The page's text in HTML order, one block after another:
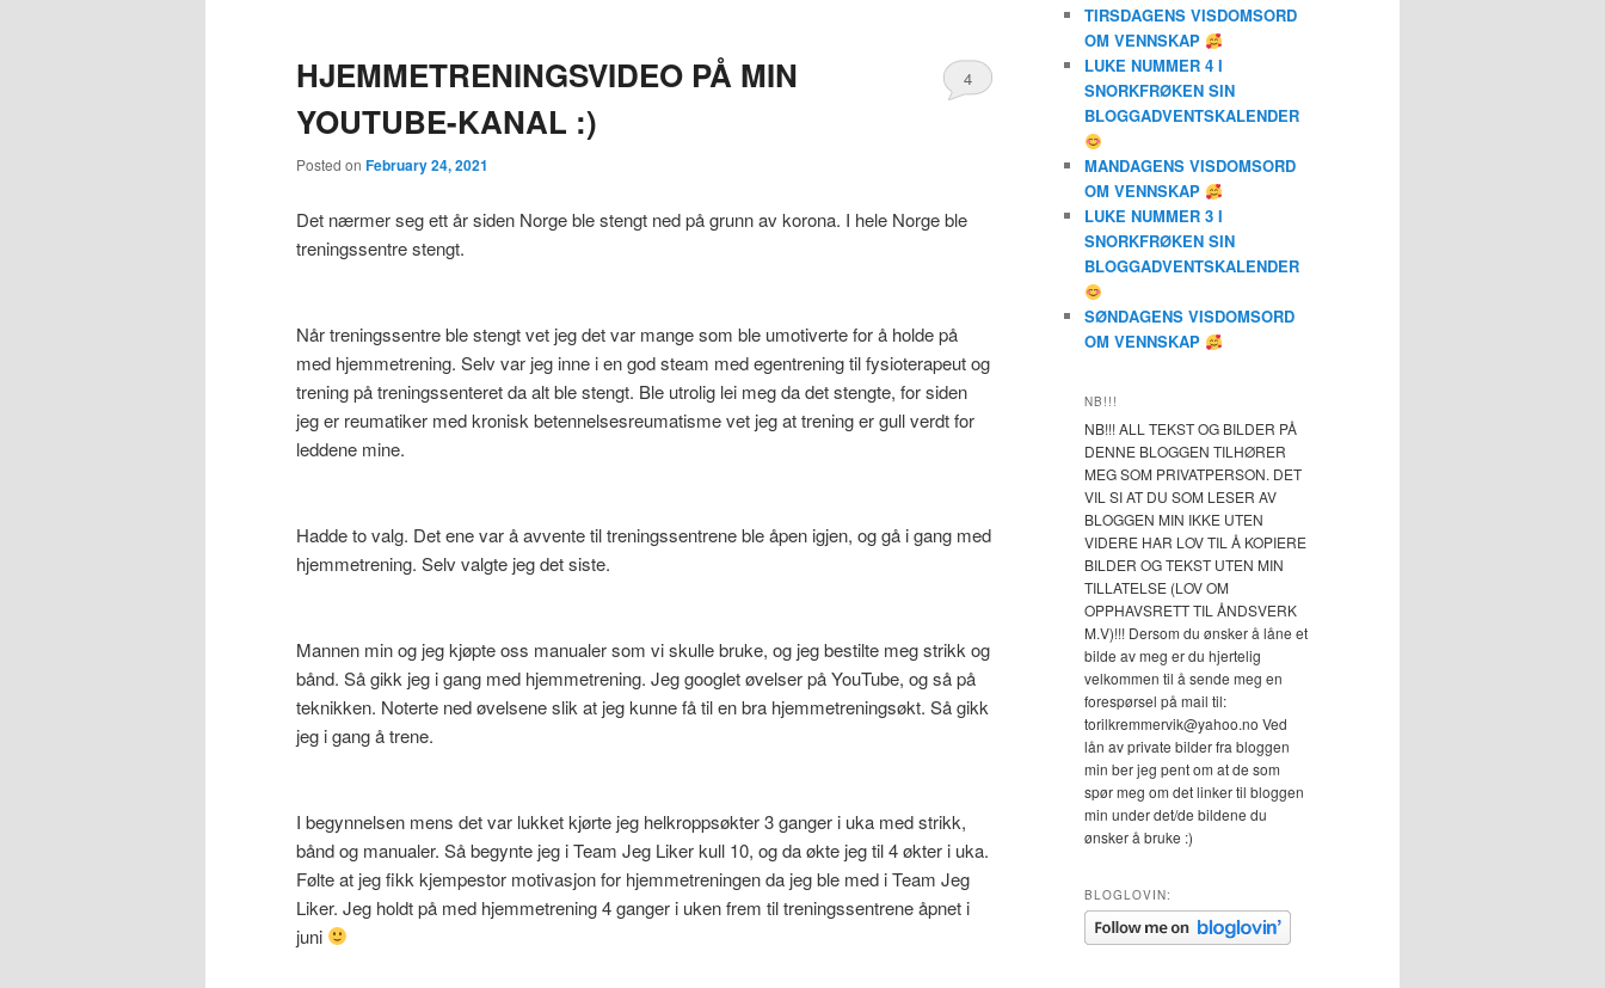
HJEMMETRENINGSVIDEO PÅ MIN
YOUTUBE-KANAL :)
Posted on February 24, 2021
4
Det nærmer seg ett år siden Norge ble stengt ned på grunn av korona. I hele Norge ble
treningssentre stengt.
Når treningssentre ble stengt vet jeg det var mange som ble umotiverte for å holde på
med hjemmetrening. Selv var jeg inne i en god steam med egentrening til fysioterapeut og
trening på treningssenteret da alt ble stengt. Ble utrolig lei meg da det stengte, for siden
jeg er reumatiker med kronisk betennelsesreumatisme vet jeg at trening er gull verdt for
leddene mine.
Hadde to valg. Det ene var å avvente til treningssentrene ble åpen igjen, og gå i gang med
hjemmetrening. Selv valgte jeg det siste.
Mannen min og jeg kjøpte oss manualer som vi skulle bruke, og jeg bestilte meg strikk og
bånd. Så gikk jeg i gang med hjemmetrening. Jeg googlet øvelser på YouTube, og så på
teknikken. Noterte ned øvelsene slik at jeg kunne få til en bra hjemmetreningsøkt. Så gikk
jeg i gang å trene.
I begynnelsen mens det var lukket kjørte jeg helkroppsøkter 3 ganger i uka med strikk,
bånd og manualer. Så begynte jeg i Team Jeg Liker kull 10, og da økte jeg til 4 økter i uka.
Følte at jeg fikk kjempestor motivasjon for hjemmetreningen da jeg ble med i Team Jeg
Liker. Jeg holdt på med hjemmetrening 4 ganger i uken frem til treningssentrene åpnet i
juni
TIRSDAGENS VISDOMSORD
OM VENNSKAP
LUKE NUMMER 4 I
SNORKFRØKEN SIN
BLOGGADVENTSKALENDER
MANDAGENS VISDOMSORD
OM VENNSKAP
LUKE NUMMER 3 I
SNORKFRØKEN SIN
BLOGGADVENTSKALENDER
SØNDAGENS VISDOMSORD
OM VENNSKAP
NB!!!
NB!!! ALL TEKST OG BILDER PÅ
DENNE BLOGGEN TILHØRER
MEG SOM PRIVATPERSON. DET
VIL SI AT DU SOM LESER AV
BLOGGEN MIN IKKE UTEN
VIDERE HAR LOV TIL Å KOPIERE
BILDER OG TEKST UTEN MIN
TILLATELSE (LOV OM
OPPHAVSRETT TIL ÅNDSVERK
M.V)!!! Dersom du ønsker å låne et
bilde av meg er du hjertelig
velkommen til å sende meg en
forespørsel på mail til:
torilkremmervik@yahoo.no Ved
lån av private bilder fra bloggen
min ber jeg pent om at de som
spør meg om det linker til bloggen
min under det/de bildene du
ønsker å bruke :)
BLOGLOVIN: